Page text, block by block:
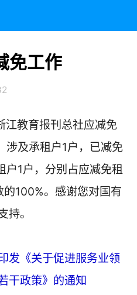
免工作
教育报刊总社应减免
涉及承租户1户，已减免
户1户，分别占应减免租
100%。感谢您对国有
持。
发《关于促进服务业领
干政策》的通知